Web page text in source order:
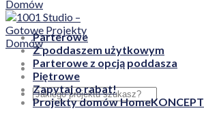
Parterowe
Z poddaszem użytkowym
Parterowe z opcją poddasza
Piętrowe
Zapytaj o rabat!
Projekty domów HomeKONCEPT